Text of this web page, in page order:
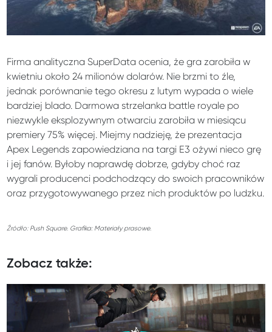
Firma analityczna SuperData ocenia, że gra zarobiła w
kwietniu około 24 milionów dolarów. Nie brzmi to źle,
jednak porównanie tego okresu z lutym wypada o wiele
bardziej blado. Darmowa strzelanka battle royale po
niezwykle eksplozywnym otwarciu zarobiła w miesiącu
premiery 75% więcej. Miejmy nadzieję, że prezentacja
Apex Legends zapowiedziana na targi E3 ożywi nieco grę
i jej fanów. Byłoby naprawdę dobrze, gdyby choć raz
wygrali producenci podchodzący do swoich pracowników
oraz przygotowywanego przez nich produktów po ludzku.
Źródło: Push Square. Grafika: Materiały prasowe.
Zobacz także: